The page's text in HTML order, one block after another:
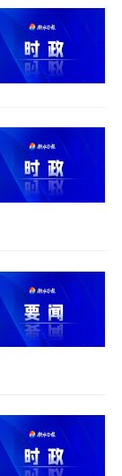
表习近平总
大实体经
。没有坚
面建成社
”，加快构
段，《求
体经济都是
竞争中赢